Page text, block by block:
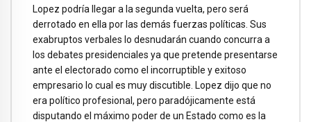
Lopez podría llegar a la segunda vuelta, pero será
derrotado en ella por las demás fuerzas políticas. Sus
exabruptos verbales lo desnudarán cuando concurra a
los debates presidenciales ya que pretende presentarse
ante el electorado como el incorruptible y exitoso
empresario lo cual es muy discutible. Lopez dijo que no
era político profesional, pero paradójicamente está
disputando el máximo poder de un Estado como es la